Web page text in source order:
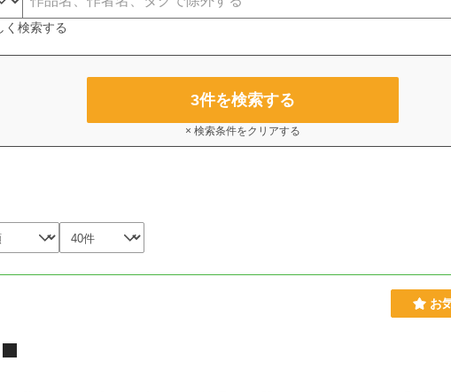
く検索する
3件を検索する
× 検索条件をクリアする
お